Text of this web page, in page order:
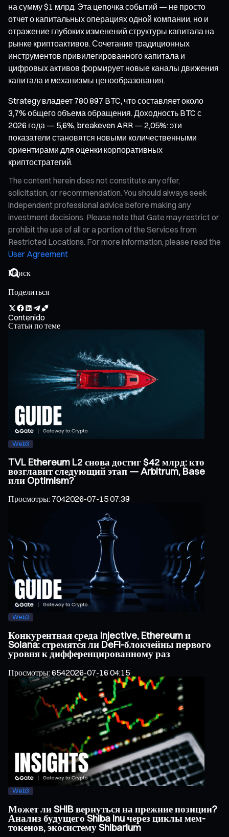
на сумму $1 млрд. Эта цепочка событий — не просто
отчет о капитальных операциях одной компании, но и
отражение глубоких изменений структуры капитала на
рынке криптоактивов. Сочетание традиционных
инструментов привилегированного капитала и
цифровых активов формирует новые каналы движения
капитала и механизмы ценообразования.
Strategy владеет 780 897 BTC, что составляет около
3,7% общего объема обращения. Доходность BTC с
2026 года — 5,6%, breakeven ARR — 2,05%: эти
показатели становятся новыми количественными
ориентирами для оценки корпоративных
криптостратегий.
The content herein does not constitute any offer,
solicitation, or recommendation. You should always seek
independent professional advice before making any
investment decisions. Please note that Gate may restrict or
prohibit the use of all or a portion of the Services from
Restricted Locations. For more information, please read the
User Agreement
Поделиться
Contenido
Статьи по теме
Web3
TVL Ethereum L2 снова достиг $42 млрд: кто
возглавит следующий этап — Arbitrum, Base
или Optimism?
Просмотры: 7042026-07-15 07:39
Web3
Конкурентная среда Injective, Ethereum и
Solana: стремятся ли DeFi-блокчейны первого
уровня к дифференцированному раз
Просмотры:6542026-07-16 04:15
Web3
Может ли SHIB вернуться на прежние позиции?
Анализ будущего Shiba Inu через циклы мем-
токенов, экосистему Shibarium